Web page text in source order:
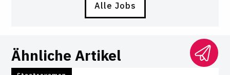
Alle Jobs
Ähnliche Artikel